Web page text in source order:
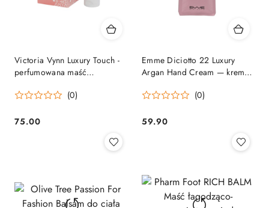
Victoria Vynn Luxury Touch -
perfumowana maść
100 ml
(0)
Cena:
75.00
Emme Diciotto 22 Luxury
Argan Hand Cream — krem
nawilżający 65ml
(0)
Cena:
59.90